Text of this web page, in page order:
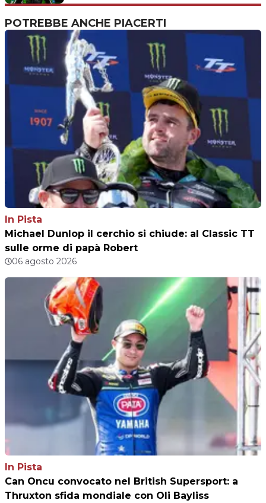
POTREBBE ANCHE PIACERTI
In Pista
Michael Dunlop il cerchio si chiude: al Classic TT
sulle orme di papà Robert
06 agosto 2026
In Pista
Can Oncu convocato nel British Supersport: a
Thruxton sfida mondiale con Oli Bayliss